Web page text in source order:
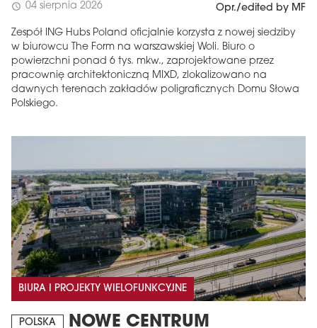
schedule 04 sierpnia 2026 Opr./edited by MF
Zespół ING Hubs Poland oficjalnie korzysta z nowej siedziby
w biurowcu The Form na warszawskiej Woli. Biuro o
powierzchni ponad 6 tys. mkw., zaprojektowane przez
pracownię architektoniczną MIXD, zlokalizowano na
dawnych terenach zakładów poligraficznych Domu Słowa
Polskiego.
BIURA I PROJEKTY WIELOFUNKCYJNE
POLSKA NOWE CENTRUM